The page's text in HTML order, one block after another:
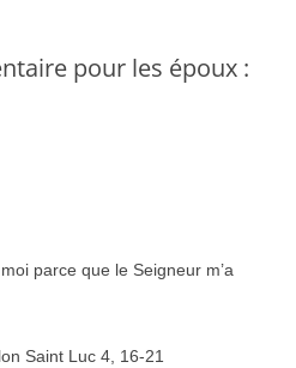
pour les époux :
parce que le Seigneur m’a
Saint Luc 4, 16-21